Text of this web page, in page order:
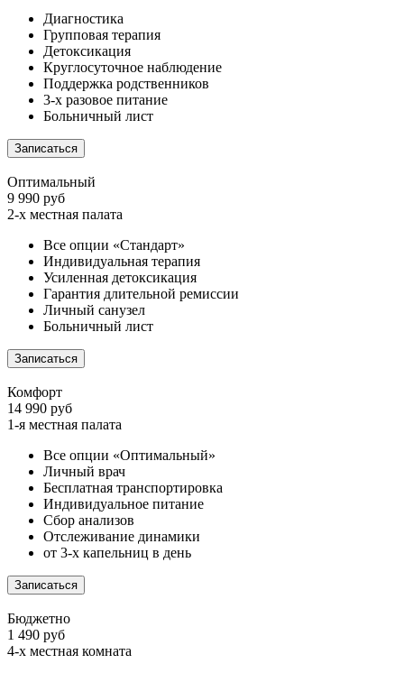
Диагностика
Групповая терапия
Детоксикация
Круглосуточное наблюдение
Поддержка родственников
3-х разовое питание
Больничный лист
Записаться
Оптимальный
9 990 руб
2-х местная палата
Все опции «Стандарт»
Индивидуальная терапия
Усиленная детоксикация
Гарантия длительной ремиссии
Личный санузел
Больничный лист
Записаться
Комфорт
14 990 руб
1-я местная палата
Все опции «Оптимальный»
Личный врач
Бесплатная транспортировка
Индивидуальное питание
Сбор анализов
Отслеживание динамики
от 3-х капельниц в день
Записаться
Бюджетно
1 490 руб
4-х местная комната